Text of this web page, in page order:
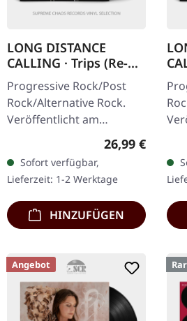
LONG DISTANCE
CALLING · Trips (Re-
Release) |
SILVER/BLACK 2LP
Progressive Rock/Post
Rock/Alternative Rock.
Veröffentlicht am
Construction Records. Re-
Release als
Silber/Schwarz
marmoriertes…
Regulärer
26,99 €
Sofort verfügbar,
Lieferzeit: 1-2 Werktage
HINZUFÜGEN
Angebot